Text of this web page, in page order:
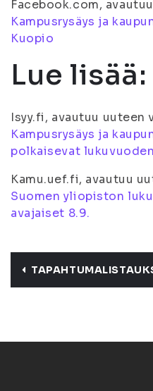
Facebook.com,
Kampusrysäys ja
Kuopio
Lue lisää:
Isyy.fi, avautuu uuteen
Kampusrysäys ja
polkaisevat
Kamu.uef.fi, avautuu
Suomen yliopiston
avajaiset 8.9.